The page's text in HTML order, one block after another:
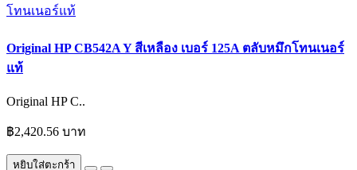
Original HP CB542A Y สีเหลือง เบอร์ 125A ตลับหมึกโทนเนอร์
แท้
Original HP C..
฿2,420.56 บาท
หยิบใส่ตะกร้า